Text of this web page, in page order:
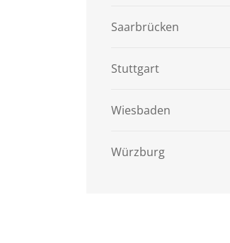
Saarbrücken
Stuttgart
Wiesbaden
Würzburg